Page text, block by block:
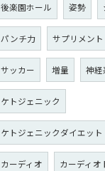
後楽園ホール 姿勢
パンチ力 サプリメント
サッカー 増量 神経
ケトジェニック
ケトジェニックダイエット
カーディオ カーディオ